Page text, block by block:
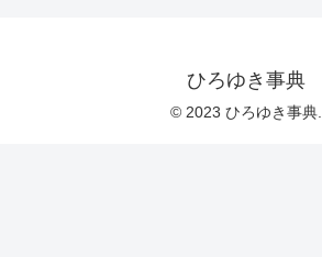
ひろゆき事典
© 2023 ひろゆき事典.